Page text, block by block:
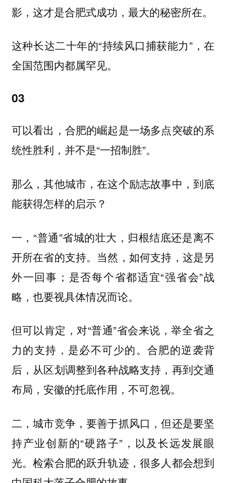
影，这才是合肥式成功，最大的秘密所在。
这种长达二十年的“持续风口捕获能力”，在
全国范围内都属罕见。
03
可以看出，合肥的崛起是一场多点突破的系
统性胜利，并不是“一招制胜”。
那么，其他城市，在这个励志故事中，到底
能获得怎样的启示？
一，“普通”省城的壮大，归根结底还是离不
开所在省的支持。当然，如何支持，这是另
外一回事；是否每个省都适宜“强省会”战
略，也要视具体情况而论。
但可以肯定，对“普通”省会来说，举全省之
力的支持，是必不可少的。合肥的逆袭背
后，从区划调整到各种战略支持，再到交通
布局， 安徽的托底作用，不可忽视。
二，城市竞争，要善于抓风口，但还是要坚
持产业创新的“硬路子”，以及长远发展眼
光。检索合肥的跃升轨迹，很多人都会想到